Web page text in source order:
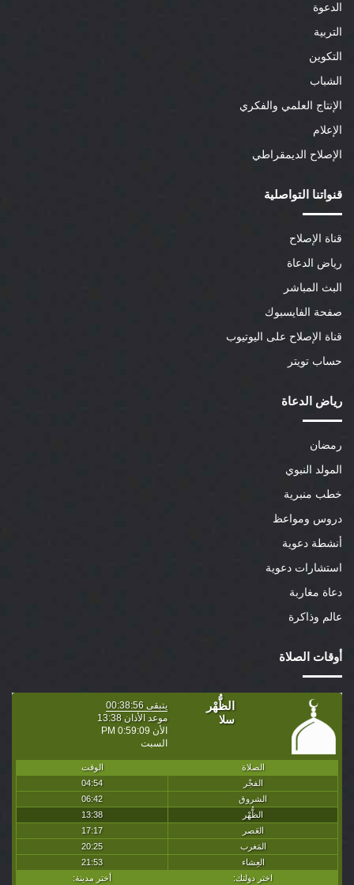
الدعوة
التربية
التكوين
الشباب
الإنتاج العلمي والفكري
الإعلام
الإصلاح الديمقراطي
قنواتنا التواصلية
قناة الإصلاح
رياض الدعاة
البث المباشر
صفحة الفايسبوك
قناة الإصلاح على اليوتيوب
حساب تويتر
رياض الدعاة
رمضان
المولد النبوي
خطب منبرية
دروس ومواعظ
أنشطة دعوية
استشارات دعوية
دعاة مغاربة
عالم وذاكرة
أوقات الصلاة